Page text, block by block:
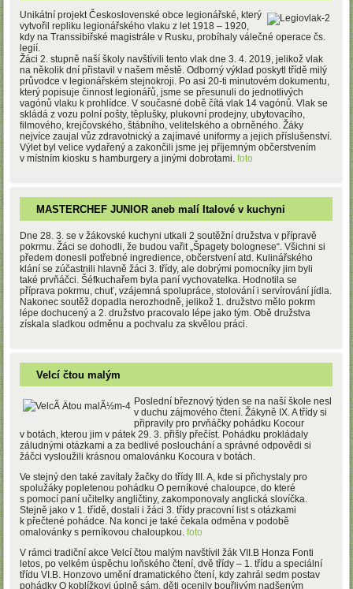
Unikátní projekt Československé obce legionářské, který
vytvořil repliku legionářského vlaku z let 1918 – 1920,
kdy na Transsibiřské magistrále v Rusku, probíhaly válečné operace čs.
legií.
Žáci 2. stupně naší školy navštívili tento vlak dne 3. 4. 2019, jelikož vlak
na několik dní přistavil v našem městě. Odborný výklad poskytl třídě milý
průvodce v legionářském stejnokroji. Po asi 20-ti minutovém dokumentu,
který popisuje činnost legionářů, jsme se přesunuli do jednotlivých
vagónů vlaku k prohlídce. V současné době čítá vlak 14 vagónů. Vlak se
skládá z vozu polní pošty, těplušky, plukovní prodejny, ubytovacího,
filmového, krejčovského, štábního, velitelského a obrněného. Žáky
nejvíce zaujal vůz zdravotnický a zajímavé uniformy a jejich příslušenství.
Výlet byl velice vydařený a zakončili jsme jej příjemným občerstvením
v místním kiosku s hamburgery a jinými dobrotami.foto
MASTERCHEF JUNIOR aneb malí Italové v kuchyni
Dne 28. 3. se v žákovské kuchyni utkali 2 soutěžní družstva v přípravě
pokrmu. Žáci se dohodli, že budou vařit „Špagety bolognese“. Všichni si
předem donesli potřebné ingredience, občerstvení atd. Kulinářského
klání se zúčastnili hlavně žáci 3. třídy, ale dobrými pomocníky jim byli
také prvňáčci. Šéfkuchařem byla paní vychovatelka. Hodnotila se
příprava pokrmu, chuť, vzájemná spolupráce, stolování i servírování jídla.
Nakonec soutěž dopadla nerozhodně, jelikož 1. družstvo mělo pokrm
lépe dochucený a 2. družstvo pracovalo lépe jako tým. Obě družstva
získala sladkou odměnu a pochvalu za skvělou práci.
Velcí čtou malým
Poslední březnový týden se na naší škole nesl
v duchu zájmového čtení. Žákyně IX. A třídy si
připravily pro prvňáčky pohádku Kocour
v botách, kterou jim v pátek 29. 3. přišly přečíst. Pohádku prokládaly
záludnými otázkami a za bedlivé poslouchání a správné odpovědi si
žáčci vysloužili krásnou omalovánku Kocoura v botách.
Ve stejný den také zavítaly žačky do třídy III. A, kde si přichystaly pro
spolužáky popletenou pohádku O perníkové chaloupce, do které
s pomocí paní učitelky angličtiny, zakomponovaly anglická slovíčka.
Stejně jako v 1. třídě, dostali i žáci 3. třídy pracovní list s otázkami
k přečtené pohádce. Na konci je také čekala odměna v podobě
omalovánky s perníkovou chaloupkou.foto
V rámci tradiční akce Velcí čtou malým navštívil žák VII.B Honza Fonti
letos, po velkém úspěchu loňského čtení, dvě třídy – 1. třídu a speciální
třídu VI.B. Honzovo umění dramatického čtení, kdy zahrál sedm postav
pohádky O koblížkovi úplně sám, děti ocenily bouřlivým nadšeným